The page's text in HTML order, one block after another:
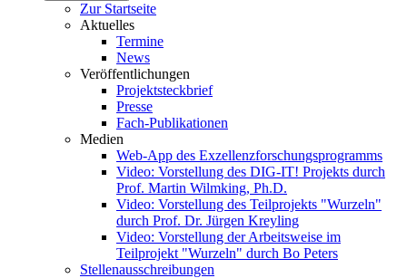
Zur Startseite
Aktuelles
Termine
News
Veröffentlichungen
Projektsteckbrief
Presse
Fach-Publikationen
Medien
Web-App des Exzellenzforschungsprogramms
Video: Vorstellung des DIG-IT! Projekts durch
Prof. Martin Wilmking, Ph.D.
Video: Vorstellung des Teilprojekts "Wurzeln"
durch Prof. Dr. Jürgen Kreyling
Video: Vorstellung der Arbeitsweise im
Teilprojekt "Wurzeln" durch Bo Peters
Stellenausschreibungen